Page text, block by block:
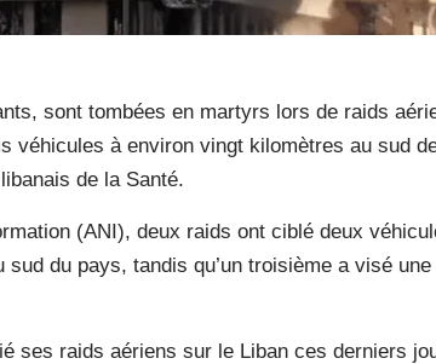
sont tombées en martyrs lors de raids
véhicules à environ vingt kilomètres au sud
de la Santé.
(ANI), deux raids ont ciblé deux
du pays, tandis qu’un troisième a visé
ses raids aériens sur le Liban ces derniers